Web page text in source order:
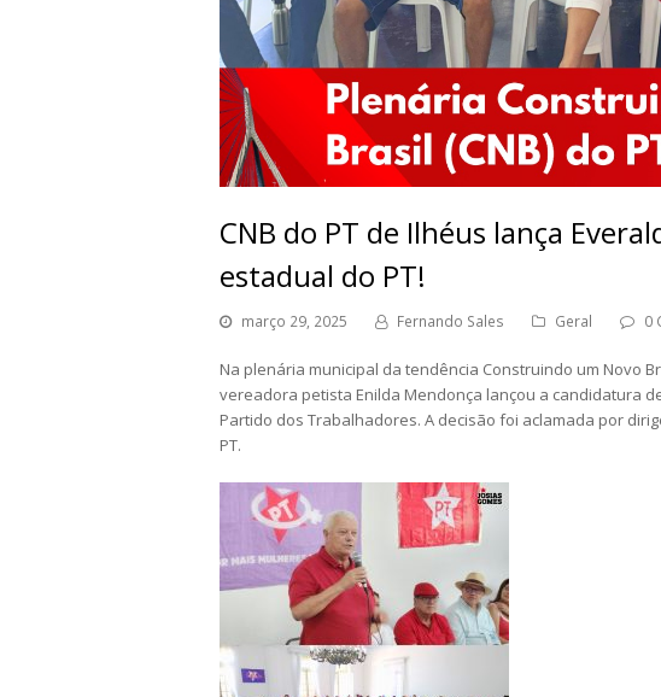
CNB do PT de Ilhéus lança
estadual do PT!
março 29, 2025 Fernando Sales Geral 0
Na plenária municipal da tendência Construindo um Novo
vereadora petista Enilda Mendonça lançou a candidatura
Partido dos Trabalhadores. A decisão foi aclamada por
PT.